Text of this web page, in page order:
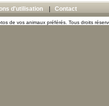
d'utilisation Contact
de vos animaux préférés. Tous droits